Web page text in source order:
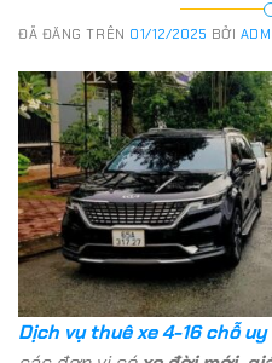
ĐÃ ĐĂNG TRÊN 01/12/2025 BỞI
Dịch vụ thuê xe 4-16 chỗ